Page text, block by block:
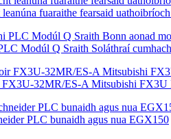
fuaraithe fearsaid
Modúl Q Sraith Soláthraí
FX3U-32MR/ES-A Mitsubishi FX3U
PLC bunaidh agus nua EGX150